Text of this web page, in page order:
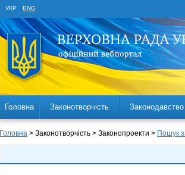
УКР ENG
Головна Законотворчість Законодавство
Головна > Законотворчість > Законопроекти > Пошук